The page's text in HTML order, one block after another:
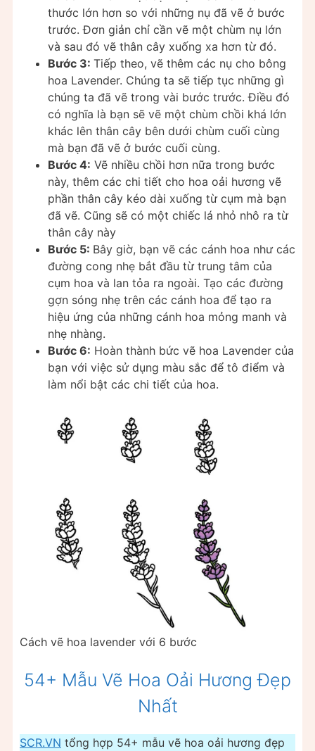
thước lớn hơn so với những nụ đã vẽ ở bước
trước. Đơn giản chỉ cần vẽ một chùm nụ lớn
và sau đó vẽ thân cây xuống xa hơn từ đó.
Bước 3: Tiếp theo, vẽ thêm các nụ cho bông
hoa Lavender. Chúng ta sẽ tiếp tục những gì
chúng ta đã vẽ trong vài bước trước. Điều đó
có nghĩa là bạn sẽ vẽ một chùm chồi khá lớn
khác lên thân cây bên dưới chùm cuối cùng
mà bạn đã vẽ ở bước cuối cùng.
Bước 4: Vẽ nhiều chồi hơn nữa trong bước
này, thêm các chi tiết cho hoa oải hương vẽ
phần thân cây kéo dài xuống từ cụm mà bạn
đã vẽ. Cũng sẽ có một chiếc lá nhỏ nhô ra từ
thân cây này
Bước 5: Bây giờ, bạn vẽ các cánh hoa như các
đường cong nhẹ bắt đầu từ trung tâm của
cụm hoa và lan tỏa ra ngoài. Tạo các đường
gợn sóng nhẹ trên các cánh hoa để tạo ra
hiệu ứng của những cánh hoa mỏng manh và
nhẹ nhàng.
Bước 6: Hoàn thành bức vẽ hoa Lavender của
bạn với việc sử dụng màu sắc để tô điểm và
làm nổi bật các chi tiết của hoa.
Cách vẽ hoa lavender với 6 bước
54+ Mẫu Vẽ Hoa Oải Hương Đẹp
Nhất
SCR.VN tổng hợp 54+ mẫu vẽ hoa oải hương đẹp